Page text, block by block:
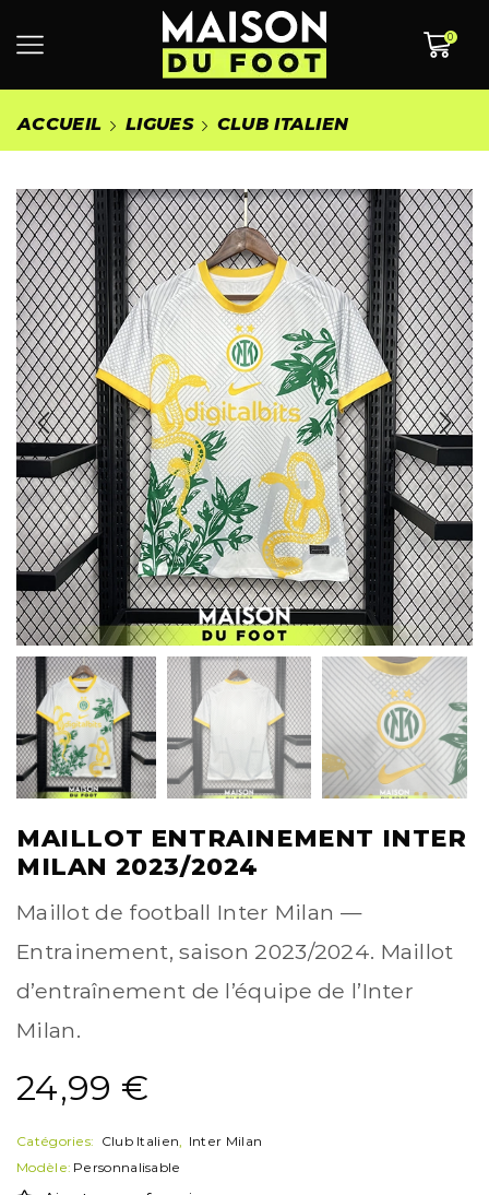
0
ACCUEIL LIGUES CLUB ITALIEN
MAILLOT ENTRAINEMENT INTER
MILAN 2023/2024
Maillot de football Inter Milan —
Entrainement, saison 2023/2024. Maillot
d’entraînement de l’équipe de l’Inter
Milan.
24,99 €
Catégories: Club Italien, Inter Milan
Modèle: Personnalisable